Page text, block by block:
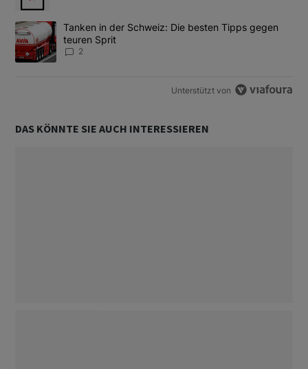
Ein Trendartikel mit dem Titel "Tanken in der Schweiz: Die
Tanken in der Schweiz: Die besten Tipps gegen
teuren Sprit
2
Unterstützt von
DAS KÖNNTE SIE AUCH INTERESSIEREN